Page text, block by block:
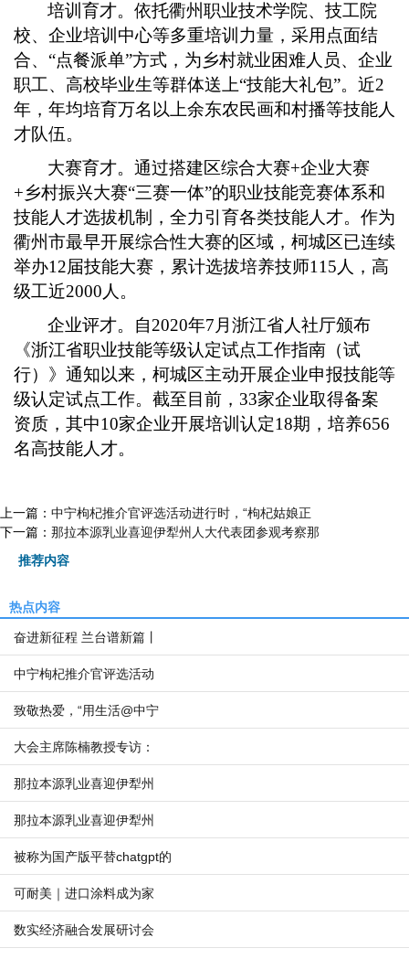
培训育才。依托衢州职业技术学院、技工院
校、企业培训中心等多重培训力量，采用点面结
合、“点餐派单”方式，为乡村就业困难人员、企业
职工、高校毕业生等群体送上“技能大礼包”。近2
年，年均培育万名以上余东农民画和村播等技能人
才队伍。
大赛育才。通过搭建区综合大赛+企业大赛
+乡村振兴大赛“三赛一体”的职业技能竞赛体系和
技能人才选拔机制，全力引育各类技能人才。作为
衢州市最早开展综合性大赛的区域，柯城区已连续
举办12届技能大赛，累计选拔培养技师115人，高
级工近2000人。
企业评才。自2020年7月浙江省人社厅颁布
《浙江省职业技能等级认定试点工作指南（试
行）》通知以来，柯城区主动开展企业申报技能等
级认定试点工作。截至目前，33家企业取得备案
资质，其中10家企业开展培训认定18期，培养656
名高技能人才。
上一篇： 中宁枸杞推介官评选活动进行时，“枸杞姑娘正
下一篇： 那拉本源乳业喜迎伊犁州人大代表团参观考察那
推荐内容
热点内容
奋进新征程 兰台谱新篇丨
中宁枸杞推介官评选活动
致敬热爱，“用生活@中宁
大会主席陈楠教授专访：
那拉本源乳业喜迎伊犁州
那拉本源乳业喜迎伊犁州
被称为国产版平替chatgpt的
可耐美｜进口涂料成为家
数实经济融合发展研讨会